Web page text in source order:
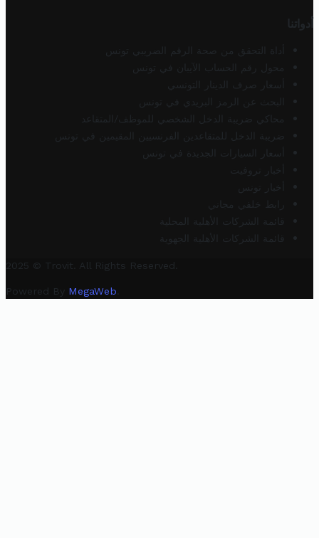
أدواتنا
أداة التحقق من صحة الرقم الضريبي تونس
محول رقم الحساب الآيبان في تونس
أسعار صرف الدينار التونسي
البحث عن الرمز البريدي في تونس
محاكي ضريبة الدخل الشخصي للموظف/المتقاعد
ضريبة الدخل للمتقاعدين الفرنسيين المقيمين في تونس
أسعار السيارات الجديدة في تونس
أخبار تروفيت
أخبار تونس
رابط خلفي مجاني
قائمة الشركات الأهلية المحلية
قائمة الشركات الأهلية الجهوية
2025 © Trovit. All Rights Reserved.
Powered By MegaWeb